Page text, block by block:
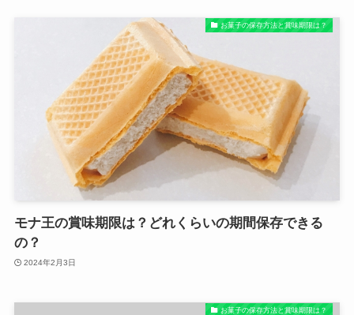
お菓子の保存方法と賞味期限は？
モナ王の賞味期限は？どれくらいの期間保存できる
の？
2024年2月3日
お菓子の保存方法と賞味期限は？